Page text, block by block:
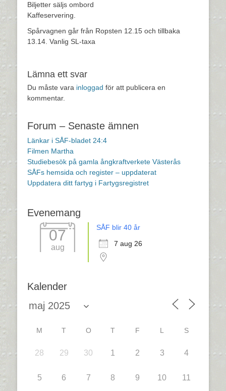
Biljetter säljs ombord
Kaffeservering.
Spårvagnen går från Ropsten 12.15 och tillbaka
13.14. Vanlig SL-taxa
Lämna ett svar
Du måste vara inloggad för att publicera en
kommentar.
Forum – Senaste ämnen
Länkar i SÅF-bladet 24:4
Filmen Martha
Studiebesök på gamla ångkraftverkete Västerås
SÅFs hemsida och register – uppdaterat
Uppdatera ditt fartyg i Fartygsregistret
Evenemang
07
aug
SÅF blir 40 år
7 aug 26
Kalender
M T O T F L S
28 29 30 1 2 3 4
5 6 7 8 9 10 11